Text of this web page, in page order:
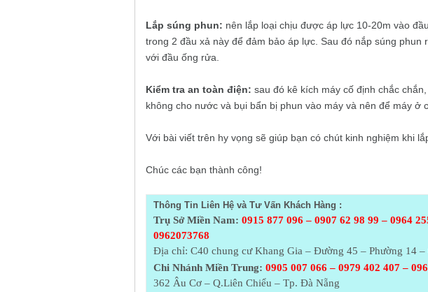
Lắp súng phun: nên lắp loại chịu được áp lực 10-20m vào
trong 2 đầu xả này để đảm bảo áp lực. Sau đó nắp súng phun
với đầu ống rửa.
Kiểm tra an toàn điện: sau đó kê kích máy cố định chắc
không cho nước và bụi bẩn bị phun vào máy và nên để máy ở
Với bài viết trên hy vọng sẽ giúp bạn có chút kinh nghiệm khi
Chúc các bạn thành công!
Thông Tin Liên Hệ và Tư Vấn Khách Hàng :
Trụ Sở Miền Nam: 0915 877 096 – 0907 62 98 99 – 0964
0962073768
Địa chỉ: C40 chung cư Khang Gia – Đường 45 – Phường 14
Chi Nhánh Miền Trung: 0905 007 066 – 0979 402 407 –
362 Âu Cơ – Q.Liên Chiểu – Tp. Đà Nẵng